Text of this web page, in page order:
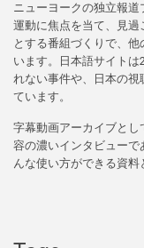
ニューヨークの独立報
運動に焦点を当て、見
とする番組づくりで、
います。日本語サイトは
れない事件や、日本の視
ています。
字幕動画アーカイブと
容の濃いインタビュー
んな使い方ができる資料